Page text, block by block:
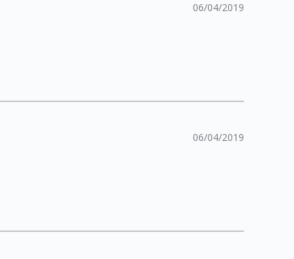
06/04/2019
06/04/2019